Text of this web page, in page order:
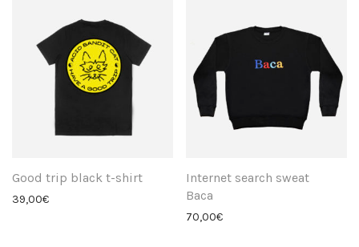
Good trip black t-shirt
39,00€
Internet search sweat
Baca
70,00€